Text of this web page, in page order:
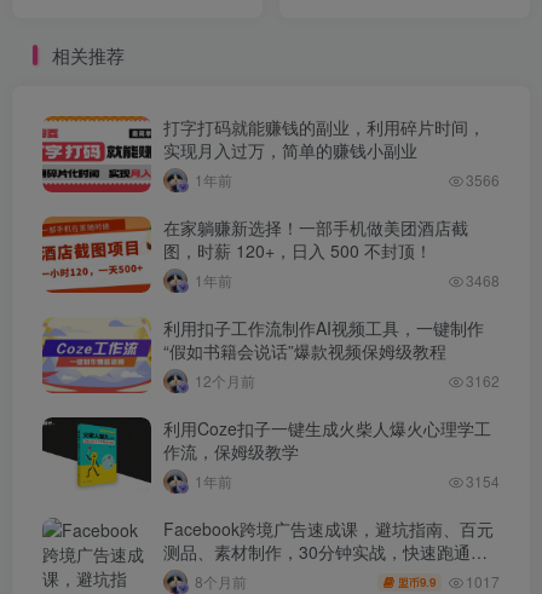
相关推荐
打字打码就能赚钱的副业，利用碎片时间，
实现月入过万，简单的赚钱小副业
1年前 3566
在家躺赚新选择！一部手机做美团酒店截
图，时薪 120+，日入 500 不封顶！
1年前 3468
利用扣子工作流制作AI视频工具，一键制作
“假如书籍会说话”爆款视频保姆级教程
12个月前 3162
利用Coze扣子一键生成火柴人爆火心理学工
作流，保姆级教学
1年前 3154
Facebook跨境广告速成课，避坑指南、百元
测品、素材制作，30分钟实战，快速跑通首
单出单8个月前 盟币9.9 1017